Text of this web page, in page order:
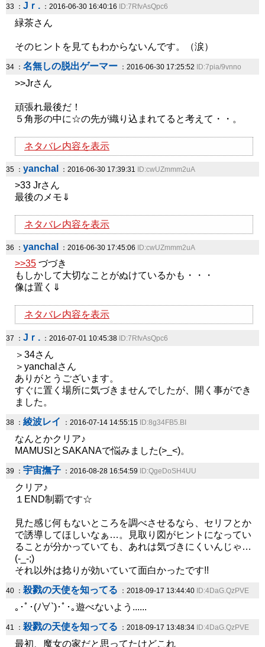
33 ： Jｒ. ：2016-06-30 16:40:16 ID:7RfvAsQpc6
緑茶さん
そのヒントを見てもわからないんです。（涙）
34 ： 名無しの脱出ゲーマー ：2016-06-30 17:25:52 ID:7pia/9vnno
>>Jrさん
頑張れ最後だ！
５角形の中に☆の先が織り込まれてると考えて・・。
ネタバレ内容を表示
35 ： yanchal ：2016-06-30 17:39:31 ID:cwUZmmm2uA
>33 Jrさん
最後のメモ⇓
ネタバレ内容を表示
36 ： yanchal ：2016-06-30 17:45:06 ID:cwUZmmm2uA
>>35 づづき
もしかして大切なことがぬけているかも・・・
像は置く⇓
ネタバレ内容を表示
37 ： Jｒ. ：2016-07-01 10:45:38 ID:7RfvAsQpc6
＞34さん
＞yanchalさん
ありがとうございます。
すぐに置く場所に気づきませんでしたが、開く事ができ
ました。
38 ： 綾波レイ ：2016-07-14 14:55:15 ID:8g34FB5.BI
なんとかクリア♪
MAMUSIとSAKANAで悩みました(>_<)。
39 ： 宇宙撫子 ：2016-08-28 16:54:59 ID:QgeDoSH4UU
クリア♪
１END制覇です☆
見た感じ何もないところを調べさせるなら、セリフとか
で誘導してほしいなぁ…。見取り図がヒントになってい
ることが分かっていても、あれは気づきにくいんじゃ…
(-_-;)
それ以外は捻りが効いていて面白かったです!!
40 ： 殺戮の天使を知ってる ：2018-09-17 13:44:40 ID:4DaG.QzPVE
｡･ﾟ･(ﾉ∀`)･ﾟ･｡遊べないよう......
41 ： 殺戮の天使を知ってる ：2018-09-17 13:48:34 ID:4DaG.QzPVE
最初、魔女の家だと思ってたけどこれ